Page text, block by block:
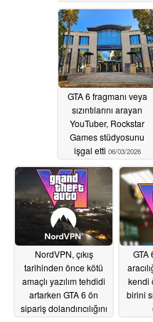
06/22/2026
GTA 6 fragmanı veya
sızıntılarını arayan
YouTuber, Rockstar
Games stüdyosunu
işgal etti 06/03/2026
NordVPN, çıkış
tarihinden önce kötü
amaçlı yazılım tehdidi
artarken GTA 6 ön
sipariş dolandırıcılığını
GTA
kendi
birini